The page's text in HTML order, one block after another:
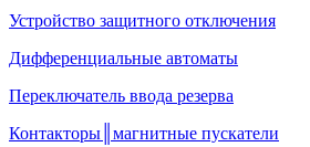
Устройство защитного отключения
Дифференциальные автоматы
Переключатель ввода резерва
Контакторы║магнитные пускатели